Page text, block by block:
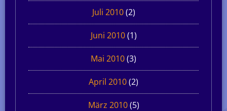
Juli 2010(2)
Juni 2010(1)
Mai 2010(3)
April 2010(2)
März 2010(5)